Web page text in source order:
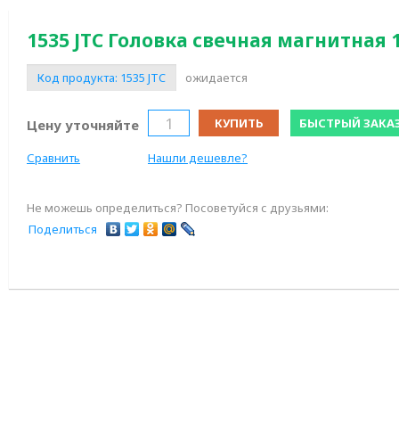
1535 JTC Головка свечная
Код продукта: 1535 JTC ожидается
Цену уточняйте КУПИТЬ БЫСТРЫЙ
Сравнить Нашли дешевле?
Не можешь определиться? Посоветуйся с друзьями:
Поделиться